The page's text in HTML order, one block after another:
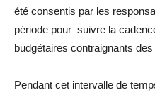
été consentis par les
période pour suivre la
budgétaires contraignants
Pendant cet intervalle de